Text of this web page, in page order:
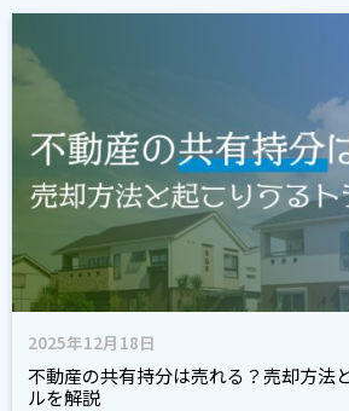
2025年12月18日
不動産の共有持分は売れる？売却方法
ルを解説